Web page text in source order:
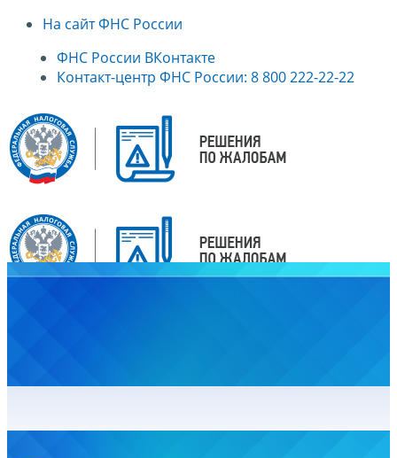
На сайт ФНС России
ФНС России ВКонтакте
Контакт-центр ФНС России: 8 800 222-22-22